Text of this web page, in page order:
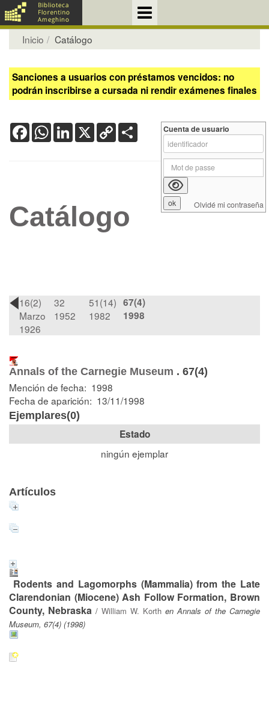
Inicio Catálogo
Sanciones a usuarios con préstamos vencidos: no
podrán inscribirse a cursada ni rendir exámenes finales
FacebookWhatsApp
LinkedIn
X Copy
Link
Catálogo
16(2)
Marzo
1926
32
1952
51(14)
1982
67(4)
1998
Annals of the Carnegie Museum . 67(4)
Mención de fecha: 1998
Fecha de aparición: 13/11/1998
Ejemplares(0)
Estado
ningún ejemplar
Artículos
Rodents and Lagomorphs (Mammalia) from the Late
Clarendonian (Miocene) Ash Follow Formation, Brown
County, Nebraska / William W. Korth en Annals of the Carnegie
Museum, 67(4) (1998)
Cuenta de usuario
Olvidé mi contraseña